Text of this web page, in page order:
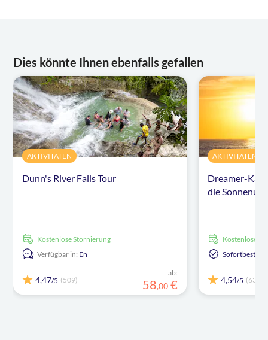
Dies könnte Ihnen ebenfalls gefallen
AKTIVITÄTEN
Dunn's River Falls Tour
kostenlose Stornierung
Verfügbar in: En
4,47/5 (509)
ab:
58,00 €
AKTIVITÄTEN
Dreamer-
die
kostenlose
4,54/5 (63)